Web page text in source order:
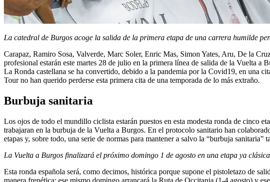
La catedral de Burgos acoge la salida de la primera etapa de una carrera humilde
Carapaz, Ramiro Sosa, Valverde, Marc Soler, Enric Mas, Simon Yates, Aru, De la
profesional estarán este martes 28 de julio en la primera línea de salida de la Vuelta a
La Ronda castellana se ha convertido, debido a la pandemia por la Covid19, en una
Tour no han querido perderse esta primera cita de una temporada de lo más extraño.
Burbuja sanitaria
Los ojos de todo el mundillo ciclista estarán puestos en esta modesta ronda de cinco
trabajaran en la burbuja de la Vuelta a Burgos. En el protocolo sanitario han
etapas y, sobre todo, una serie de normas para mantener a salvo la “burbuja sanitaria”
La Vuelta a Burgos finalizará el próximo domingo 1 de agosto en una etapa ya
Esta ronda española será, como decimos, histórica porque supone el pistoletazo de